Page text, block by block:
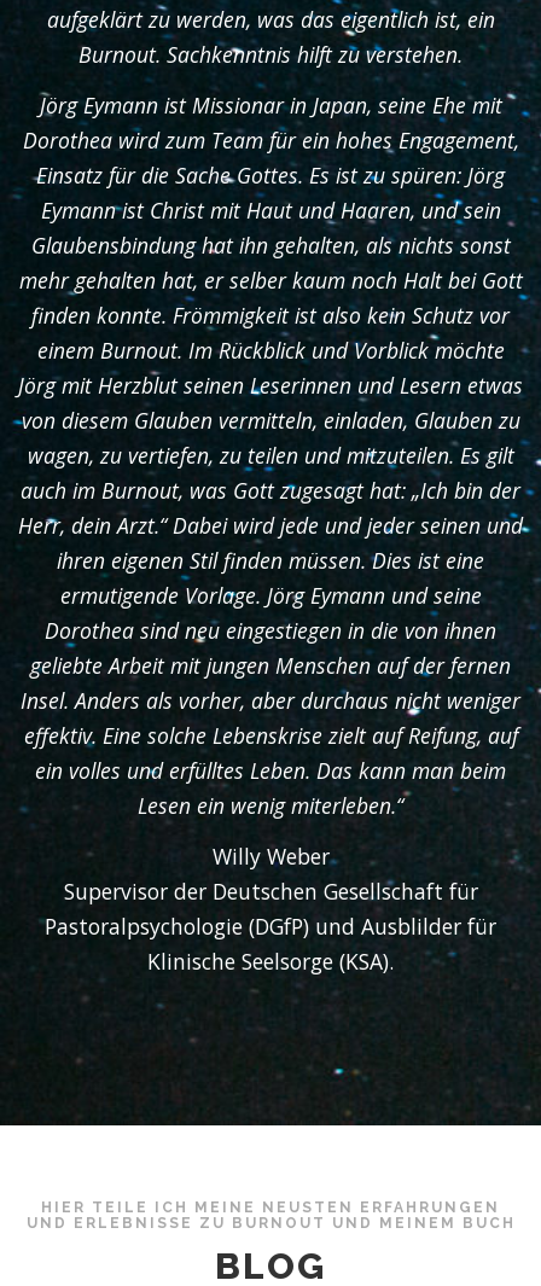
aufgeklärt zu werden, was das eigentlich ist, ein
Burnout. Sachkenntnis hilft zu verstehen.
Jörg Eymann ist Missionar in Japan, seine Ehe mit
Dorothea wird zum Team für ein hohes Engagement,
Einsatz für die Sache Gottes. Es ist zu spüren: Jörg
Eymann ist Christ mit Haut und Haaren, und sein
Glaubensbindung hat ihn gehalten, als nichts sonst
mehr gehalten hat, er selber kaum noch Halt bei Gott
finden konnte. Frömmigkeit ist also kein Schutz vor
einem Burnout. Im Rückblick und Vorblick möchte
Jörg mit Herzblut seinen Leserinnen und Lesern etwas
von diesem Glauben vermitteln, einladen, Glauben zu
wagen, zu vertiefen, zu teilen und mitzuteilen. Es gilt
auch im Burnout, was Gott zugesagt hat: „Ich bin der
Herr, dein Arzt.“ Dabei wird jede und jeder seinen und
ihren eigenen Stil finden müssen. Dies ist eine
ermutigende Vorlage. Jörg Eymann und seine
Dorothea sind neu eingestiegen in die von ihnen
geliebte Arbeit mit jungen Menschen auf der fernen
Insel. Anders als vorher, aber durchaus nicht weniger
effektiv. Eine solche Lebenskrise zielt auf Reifung, auf
ein volles und erfülltes Leben. Das kann man beim
Lesen ein wenig miterleben.“
Willy Weber
Supervisor der Deutschen Gesellschaft für
Pastoralpsychologie (DGfP) und Ausblilder für
Klinische Seelsorge (KSA).
HIER TEILE ICH MEINE NEUSTEN ERFAHRUNGEN
UND ERLEBNISSE ZU BURNOUT UND MEINEM BUCH
BLOG